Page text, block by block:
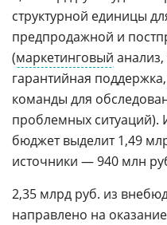
структурной единицы
предпродажной и
(маркетинговый
гарантийная поддержка,
команды для
проблемных ситуаций).
бюджет выделит 1,49
источники — 940 млн
2,35 млрд руб. из
направлено на